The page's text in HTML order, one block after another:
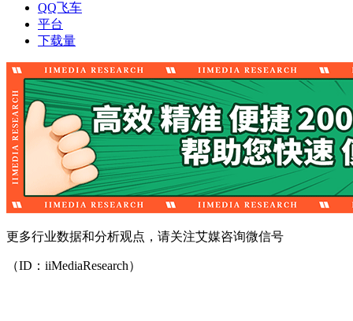
QQ飞车
平台
下载量
更多行业数据和分析观点，请关注艾媒咨询微信号
（ID：iiMediaResearch）